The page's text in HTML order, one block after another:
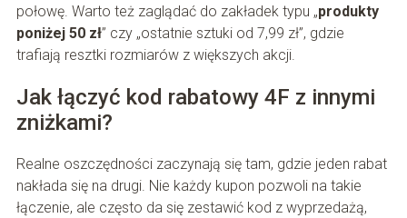
połowę. Warto też zaglądać do zakładek typu „produkty
poniżej 50 zł” czy „ostatnie sztuki od 7,99 zł”, gdzie
trafiają resztki rozmiarów z większych akcji.
Jak łączyć kod rabatowy 4F z innymi
zniżkami?
Realne oszczędności zaczynają się tam, gdzie jeden rabat
nakłada się na drugi. Nie każdy kupon pozwoli na takie
łączenie, ale często da się zestawić kod z wyprzedażą,